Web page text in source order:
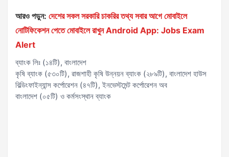
আরও পড়ুন: দেশের সকল সরকারি চাকরির তথ্য সবার আগে মোবাইলে
নোটিফিকেশন পেতে মোবাইলে রাখুন Android App: Jobs Exam
Alert
ব্যাংক লিঃ (১৪টি), বাংলাদেশ
কৃষি ব্যাংক (৫৩০টি), রাজশাহী কৃষি উন্নয়ন ব্যাংক (২৮৯টি), বাংলাদেশ হাউস
বিল্ডিংফাইন্যান্স কর্পোরেশন (৪৭টি), ইনভেস্টমেন্ট কর্পোরেশন অব
বাংলাদেশ (০৫টি) ও কর্মসংস্থান ব্যাংক